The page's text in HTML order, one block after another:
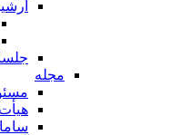
مجله